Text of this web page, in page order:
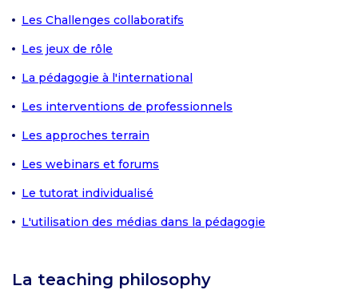
Les Challenges collaboratifs
Les jeux de rôle
La pédagogie à l'international
Les interventions de professionnels
Les approches terrain
Les webinars et forums
Le tutorat individualisé
L'utilisation des médias dans la pédagogie
La teaching philosophy